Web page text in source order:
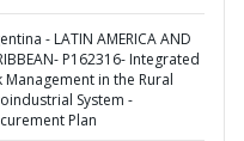
- LATIN AMERICA AND
P162316- Integrated
Management in the Rural
System -
Plan